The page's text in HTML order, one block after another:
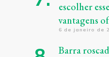
escolher
vantagens
6 de janeiro de
Barra